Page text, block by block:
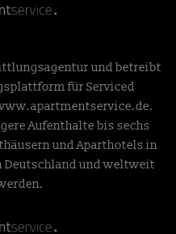
und betreibt
für Serviced
.
Aufenthalte bis sechs
und Aparthotels in
Deutschland und weltweit